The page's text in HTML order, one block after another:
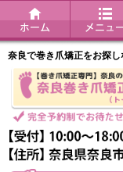
奈良で巻き爪矯正をお探し